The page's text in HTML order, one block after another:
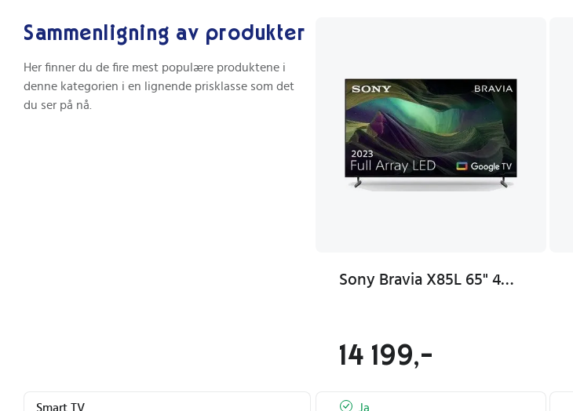
Sammenligning av produkter
Her finner du de fire mest populære produktene i
denne kategorien i en lignende prisklasse som det
du ser på nå.
Sony Bravia X85L 65" 4K LED Smart TV med Google TV og HDR
14 199,-
Smart TV Ja